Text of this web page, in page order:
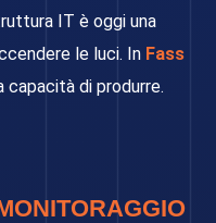
IT è oggi una
le luci. In Fass
di produrre.